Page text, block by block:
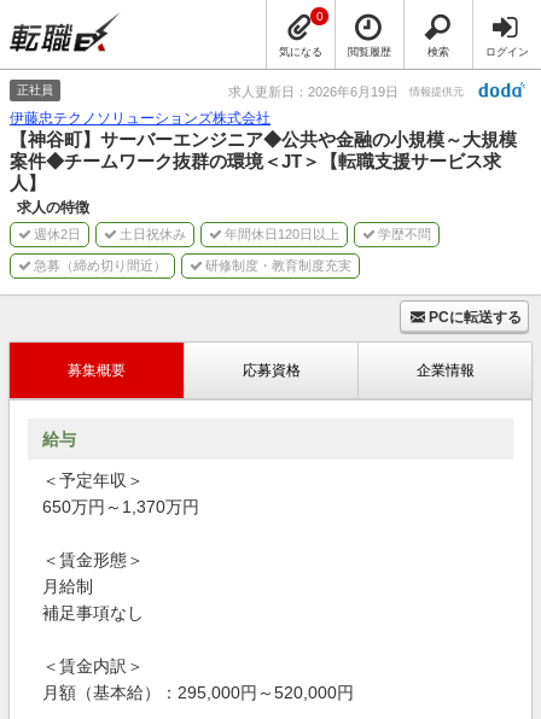
気になる
0
閲覧履歴 検索 ログイン
正社員 求人更新日：2026年6月19日 情報提供元
伊藤忠テクノソリューションズ株式会社
【神谷町】サーバーエンジニア◆公共や金融の小規模～大規模
案件◆チームワーク抜群の環境＜JT＞【転職支援サービス求
人】
求人の特徴
週休2日 土日祝休み 年間休日120日以上 学歴不問
急募（締め切り間近） 研修制度・教育制度充実
PCに転送する
募集概要 応募資格 企業情報
給与
＜予定年収＞
650万円～1,370万円
＜賃金形態＞
月給制
補足事項なし
＜賃金内訳＞
月額（基本給）：295,000円～520,000円